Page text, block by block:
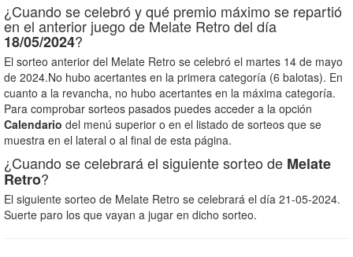
¿Cuando se celebró y qué premio máximo se repartió
en el anterior juego de Melate Retro del día
18/05/2024?
El sorteo anterior del Melate Retro se celebró el martes 14 de mayo
de 2024.No hubo acertantes en la primera categoría (6 balotas). En
cuanto a la revancha, no hubo acertantes en la máxima categoría.
Para comprobar sorteos pasados puedes acceder a la opción
Calendario del menú superior o en el listado de sorteos que se
muestra en el lateral o al final de esta página.
¿Cuando se celebrará el siguiente sorteo de Melate
Retro?
El siguiente sorteo de Melate Retro se celebrará el día 21-05-2024.
Suerte paro los que vayan a jugar en dicho sorteo.